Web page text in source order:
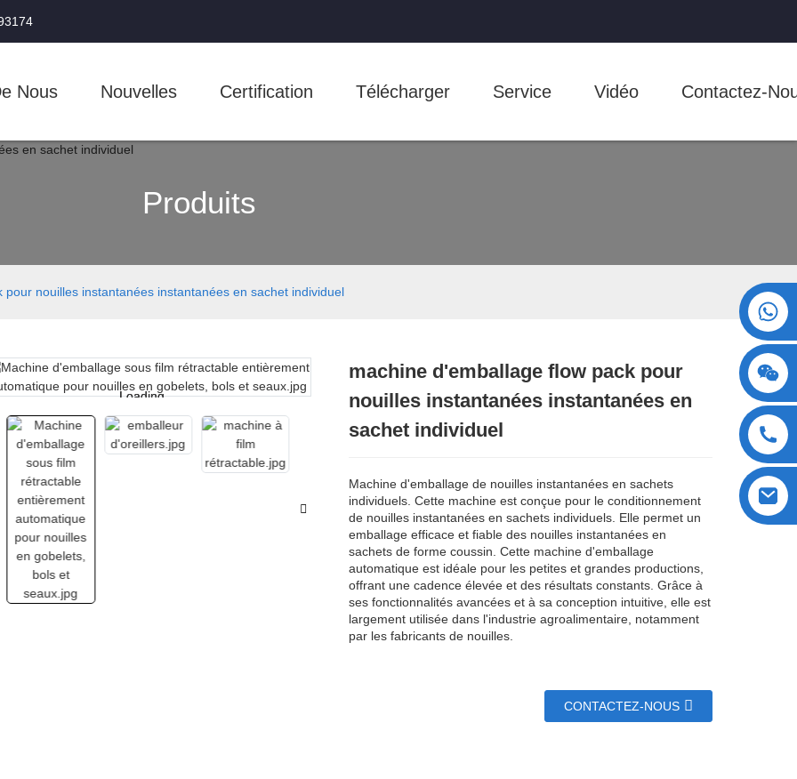
Nous Nouvelles Certification Télécharger Service Vidéo Contactez-
Produits
nouilles instantanées instantanées en sachet individuel
Loading...
Loading...
Loading...
Loading...
machine d'emballage flow pack pour
nouilles instantanées instantanées en
sachet individuel
Machine d'emballage de nouilles instantanées en sachets
individuels. Cette machine est conçue pour le conditionnement
de nouilles instantanées en sachets individuels. Elle permet un
emballage efficace et fiable des nouilles instantanées en
sachets de forme coussin. Cette machine d'emballage
automatique est idéale pour les petites et grandes productions,
offrant une cadence élevée et des résultats constants. Grâce à
ses fonctionnalités avancées et à sa conception intuitive, elle est
largement utilisée dans l'industrie agroalimentaire, notamment
par les fabricants de nouilles.
CONTACTEZ-NOUS